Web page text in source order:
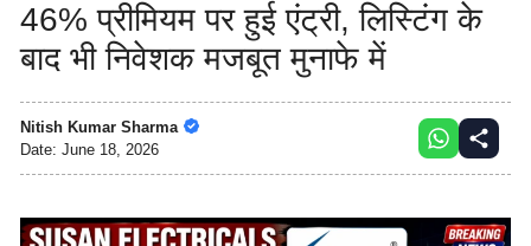
46% प्रीमियम पर हुई एंट्री, लिस्टिंग के
बाद भी निवेशक मजबूत मुनाफे में
Nitish Kumar Sharma
Date: June 18, 2026